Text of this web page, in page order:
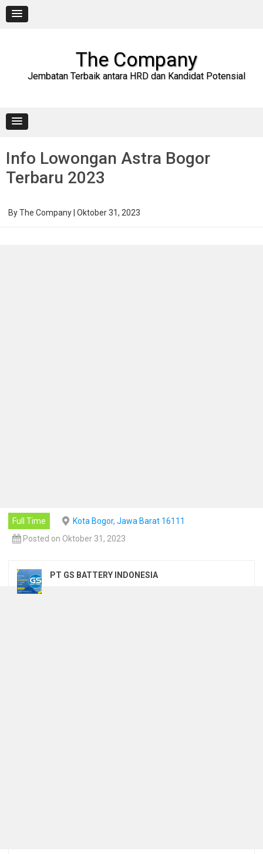
content
The Company
Jembatan Terbaik antara HRD dan Kandidat Potensial
Info Lowongan Astra Bogor
Terbaru 2023
ByThe Company Oktober 31, 2023
Full Time
Kota Bogor, Jawa Barat 16111
Posted on Oktober 31, 2023
PT GS BATTERY INDONESIA